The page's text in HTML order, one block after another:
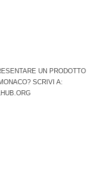
UN PRODOTTO
SCRIVI A: